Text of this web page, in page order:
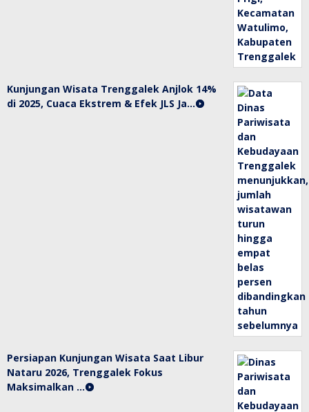
Kunjungan Wisata Trenggalek Anjlok 14%
di 2025, Cuaca Ekstrem & Efek JLS Ja…
Persiapan Kunjungan Wisata Saat Libur
Nataru 2026, Trenggalek Fokus
Maksimalkan …